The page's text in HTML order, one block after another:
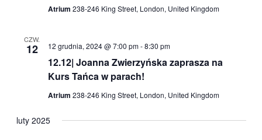
Atrium 238-246 King Street, London, United Kingdom
CZW.
12
12.12| Joanna Zwierzyńska zaprasza na
Kurs Tańca w parach!
12 grudnia, 2024 @ 7:00 pm-8:30 pm
Atrium 238-246 King Street, London, United Kingdom
luty 2025